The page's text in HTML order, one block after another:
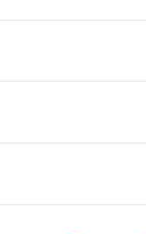
交換